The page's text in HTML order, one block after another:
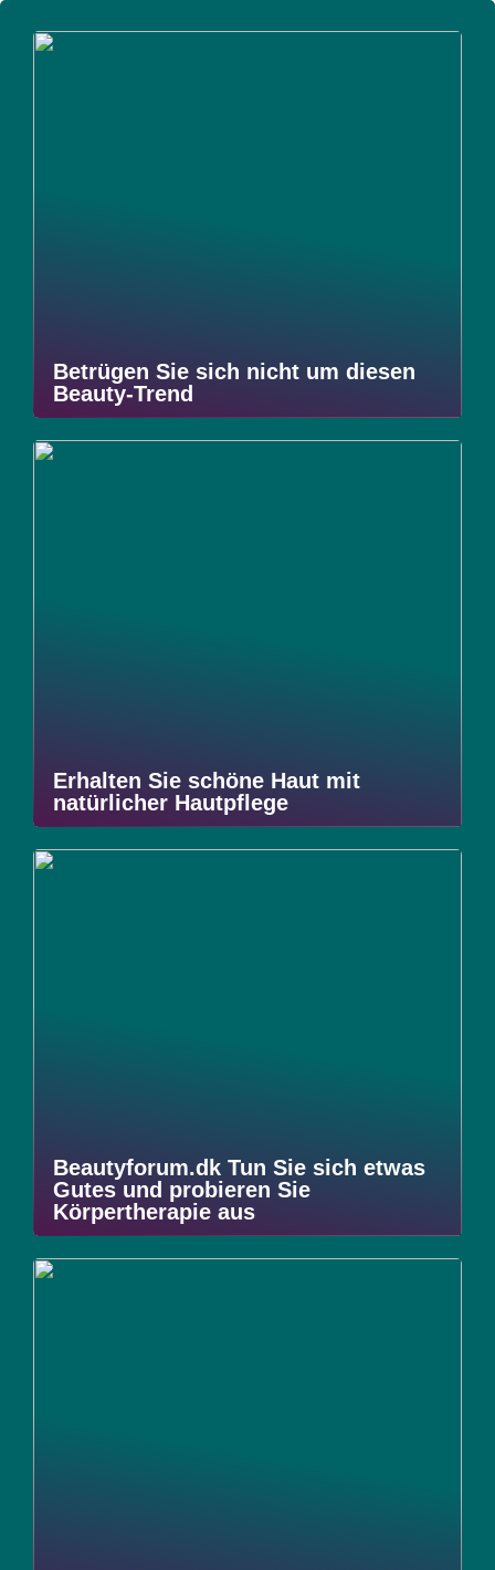
Betrügen Sie sich nicht um diesen
Beauty-Trend
Erhalten Sie schöne Haut mit
natürlicher Hautpflege
Beautyforum.dk Tun Sie sich etwas
Gutes und probieren Sie
Körpertherapie aus